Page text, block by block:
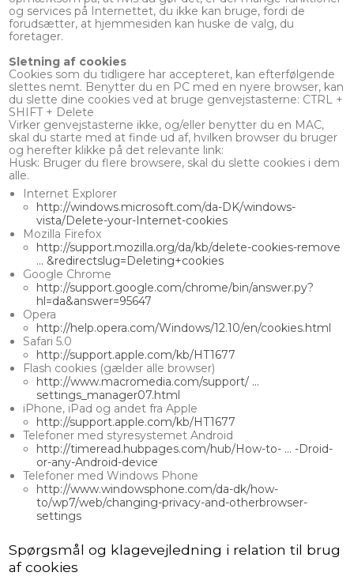
og services på Internettet, du ikke kan bruge, fordi de
forudsætter, at hjemmesiden kan huske de valg, du
foretager.
Sletning af cookies
Cookies som du tidligere har accepteret, kan efterfølgende
slettes nemt. Benytter du en PC med en nyere browser, kan
du slette dine cookies ved at bruge genvejstasterne: CTRL +
SHIFT + Delete
Virker genvejstasterne ikke, og/eller benytter du en MAC,
skal du starte med at finde ud af, hvilken browser du bruger
og herefter klikke på det relevante link:
Husk: Bruger du flere browsere, skal du slette cookies i dem
alle.
Internet Explorer
http://windows.microsoft.com/da-DK/windows-
vista/Delete-your-Internet-cookies
Mozilla Firefox
http://support.mozilla.org/da/kb/delete-cookies-remove
... &redirectslug=Deleting+cookies
Google Chrome
http://support.google.com/chrome/bin/answer.py?
hl=da&answer=95647
Opera
http://help.opera.com/Windows/12.10/en/cookies.html
Safari 5.0
http://support.apple.com/kb/HT1677
Flash cookies (gælder alle browser)
http://www.macromedia.com/support/ ...
settings_manager07.html
iPhone, iPad og andet fra Apple
http://support.apple.com/kb/HT1677
Telefoner med styresystemet Android
http://timeread.hubpages.com/hub/How-to- ... -Droid-
or-any-Android-device
Telefoner med Windows Phone
http://www.windowsphone.com/da-dk/how-
to/wp7/web/changing-privacy-and-otherbrowser-
settings
Spørgsmål og klagevejledning i relation til brug
af cookies